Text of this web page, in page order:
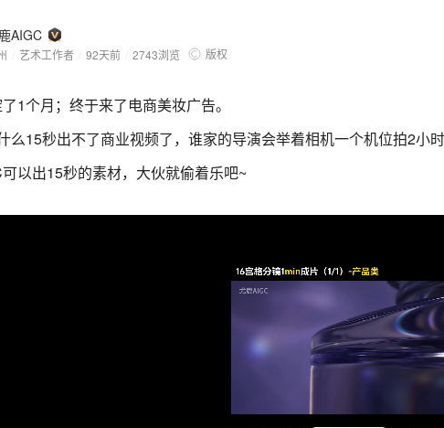
AIGC
艺术工作者 92天前 2743浏览 版权
1个月；终于来了电商美妆广告。
么15秒出不了商业视频了，谁家的导演会举着相机一个机位拍2小
以出15秒的素材，大伙就偷着乐吧~